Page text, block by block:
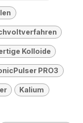
Kolloide
PRO3
Kalium